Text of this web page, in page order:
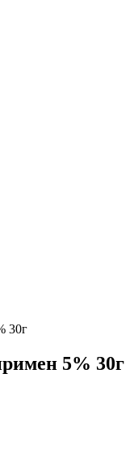
30г
5% 30г